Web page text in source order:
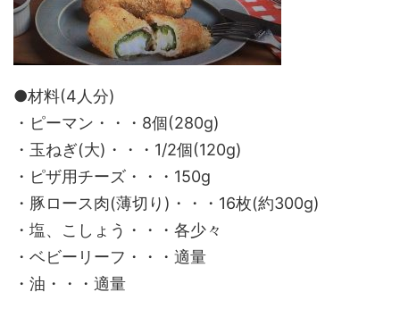
●材料(4人分)
・ピーマン・・・8個(280g)
・玉ねぎ(大)・・・1/2個(120g)
・ピザ用チーズ・・・150g
・豚ロース肉(薄切り)・・・16枚(約300g)
・塩、こしょう・・・各少々
・ベビーリーフ・・・適量
・油・・・適量